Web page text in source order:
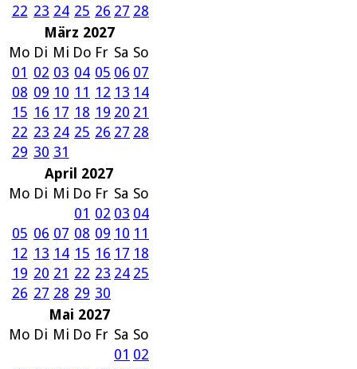
22 23 24 25 26 27 28
März 2027
Mo Di Mi Do Fr Sa So
01 02 03 04 05 06 07
08 09 10 11 12 13 14
15 16 17 18 19 20 21
22 23 24 25 26 27 28
29 30 31
April 2027
Mo Di Mi Do Fr Sa So
01 02 03 04
05 06 07 08 09 10 11
12 13 14 15 16 17 18
19 20 21 22 23 24 25
26 27 28 29 30
Mai 2027
Mo Di Mi Do Fr Sa So
01 02